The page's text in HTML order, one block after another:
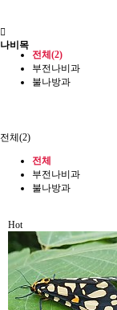
나비목
전체(2)
부전나비과
불나방과
전체(2)
전체
부전나비과
불나방과
Hot